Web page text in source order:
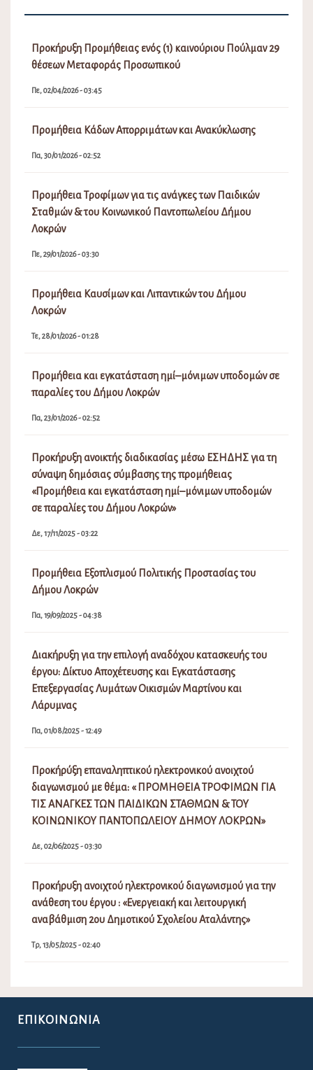
Προκήρυξη Προμήθειας ενός (1) καινούριου Πούλμαν 29
θέσεων Μεταφοράς Προσωπικού
Πε, 02/04/2026 - 03:45
Προμήθεια Κάδων Απορριμάτων και Ανακύκλωσης
Πα, 30/01/2026 - 02:52
Προμήθεια Τροφίμων για τις ανάγκες των Παιδικών
Σταθμών & του Κοινωνικού Παντοπωλείου Δήμου
Λοκρών
Πε, 29/01/2026 - 03:30
Προμήθεια Καυσίμων και Λιπαντικών του Δήμου
Λοκρών
Τε, 28/01/2026 - 01:28
Προμήθεια και εγκατάσταση ημί–μόνιμων υποδομών σε
παραλίες του Δήμου Λοκρών
Πα, 23/01/2026 - 02:52
Προκήρυξη ανοικτής διαδικασίας μέσω ΕΣΗΔΗΣ για τη
σύναψη δημόσιας σύμβασης της προμήθειας
«Προμήθεια και εγκατάσταση ημί–μόνιμων υποδομών
σε παραλίες του Δήμου Λοκρών»
Δε, 17/11/2025 - 03:22
Προμήθεια Εξοπλισμού Πολιτικής Προστασίας του
Δήμου Λοκρών
Πα, 19/09/2025 - 04:38
Διακήρυξη για την επιλογή αναδόχου κατασκευής του
έργου: Δίκτυο Αποχέτευσης και Εγκατάστασης
Επεξεργασίας Λυμάτων Οικισμών Μαρτίνου και
Λάρυμνας
Πα, 01/08/2025 - 12:49
Προκήρύξη επαναληπτικού ηλεκτρονικού ανοιχτού
διαγωνισμού με θέμα: « ΠΡΟΜΗΘΕΙΑ ΤΡΟΦΙΜΩΝ ΓΙΑ
ΤΙΣ ΑΝΑΓΚΕΣ ΤΩΝ ΠΑΙΔΙΚΩΝ ΣΤΑΘΜΩΝ & ΤΟΥ
ΚΟΙΝΩΝΙΚΟΥ ΠΑΝΤΟΠΩΛΕΙΟΥ ΔΗΜΟΥ ΛΟΚΡΩΝ»
Δε, 02/06/2025 - 03:30
Προκήρυξη ανοιχτού ηλεκτρονικού διαγωνισμού για την
ανάθεση του έργου : «Ενεργειακή και λειτουργική
αναβάθμιση 2ου Δημοτικού Σχολείου Αταλάντης»
Τρ, 13/05/2025 - 02:40
ΕΠΙΚΟΙΝΩΝΊΑ